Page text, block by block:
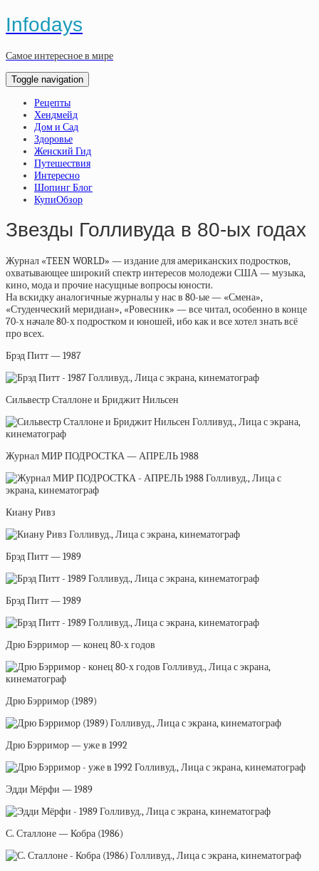
Infodays
Самое интересное в мире
Toggle navigation
Рецепты
Хендмейд
Дом и Сад
Здоровье
Женский Гид
Путешествия
Интересно
Шопинг Блог
КупиОбзор
Звезды Голливуда в 80-ых годах
Журнал «TEEN WORLD» — издание для американских подростков,
охватывающее широкий спектр интересов молодежи США — музыка,
кино, мода и прочие насущные вопросы юности.
На вскидку аналогичные журналы у нас в 80-ые — «Смена»,
«Студенческий меридиан», «Ровесник» — все читал, особенно в конце
70-х начале 80-х подростком и юношей, ибо как и все хотел знать всё
про всех.
Брэд Питт — 1987
Сильвестр Сталлоне и Бриджит Нильсен
Журнал МИР ПОДРОСТКА — АПРЕЛЬ 1988
Киану Ривз
Брэд Питт — 1989
Брэд Питт — 1989
Дрю Бэрримор — конец 80-х годов
Дрю Бэрримор (1989)
Дрю Бэрримор — уже в 1992
Эдди Мёрфи — 1989
С. Сталлоне — Кобра (1986)